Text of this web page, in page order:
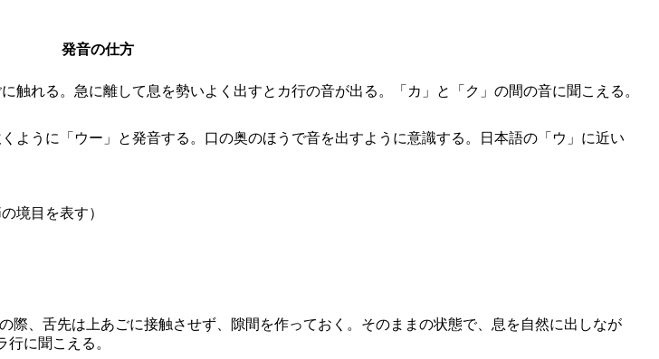
発音の仕方
触れる。急に離して息を勢いよく出すとカ行の音が出る。「カ」と「ク」の間の音に聞こえる。
ように「ウー」と発音する。口の奥のほうで音を出すように意識する。日本語の「ウ」に近い
境目を表す）
際、舌先は上あごに接触させず、隙間を作っておく。そのままの状態で、息を自然に出しなが
に聞こえる。